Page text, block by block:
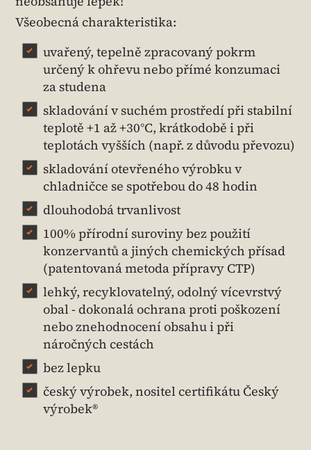
Všeobecná charakteristika:
uvařený, tepelně zpracovaný pokrm
určený k ohřevu nebo přímé konzumaci
za studena
skladování v suchém prostředí při stabilní
teplotě +1 až +30°C, krátkodobě i při
teplotách vyšších (např. z důvodu převozu)
skladování otevřeného výrobku v
chladničce se spotřebou do 48 hodin
dlouhodobá trvanlivost
100% přírodní suroviny bez použití
konzervantů a jiných chemických přísad
(patentovaná metoda přípravy CTP)
lehký, recyklovatelný, odolný vícevrstvý
obal - dokonalá ochrana proti poškození
nebo znehodnocení obsahu i při
náročných cestách
bez lepku
český výrobek, nositel certifikátu Český
výrobek®